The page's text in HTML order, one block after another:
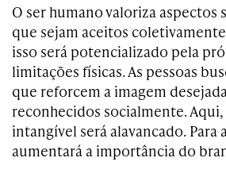
O ser humano valoriza aspectos
que sejam aceitos
isso será potencializado pela
limitações físicas. As pessoas
que reforcem a imagem
reconhecidos socialmente.
intangível será alavancado. Para
aumentará a importância do